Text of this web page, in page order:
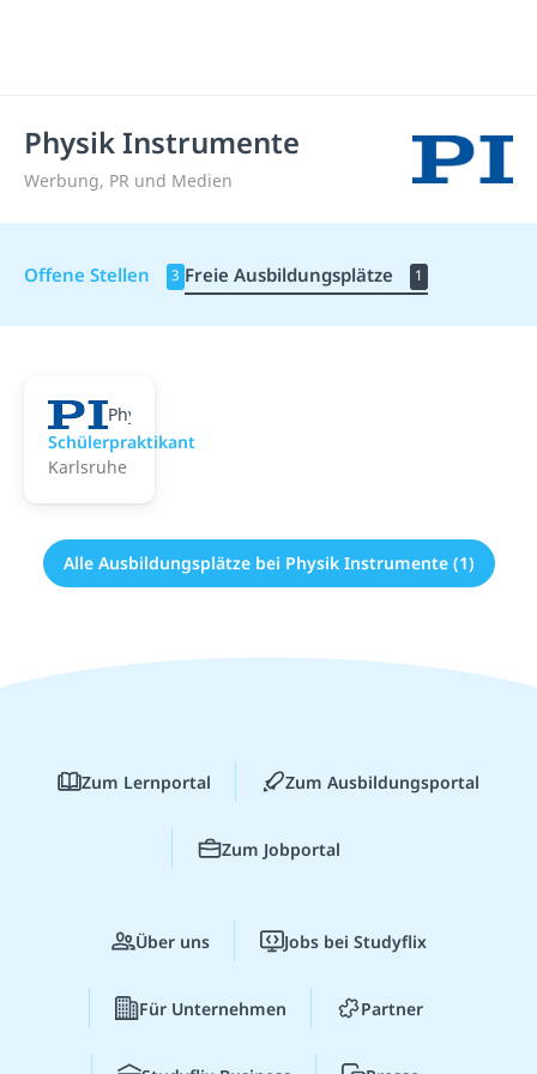
Physik Instrumente
Werbung, PR und Medien
Offene Stellen 3 Freie Ausbildungsplätze 1
Physik Instrumente
Schülerpraktikant
Karlsruhe
Alle Ausbildungsplätze bei Physik Instrumente (1)
Zum Lernportal Zum Ausbildungsportal
Zum Jobportal
Über uns Jobs bei Studyflix
Für Unternehmen Partner